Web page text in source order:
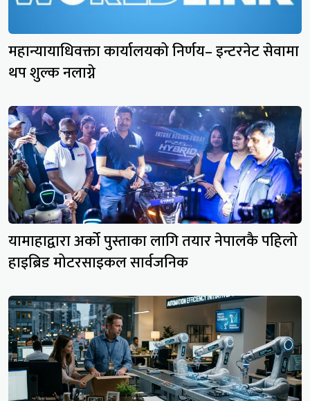
महान्यायाधिवक्ता कार्यालयको निर्णय– इन्टरनेट सेवामा
थप शुल्क नलाग्ने
यामाहाद्वारा अर्को पुस्ताका लागि तयार नेपालकै पहिलो
हाइब्रिड मोटरसाइकल सार्वजनिक